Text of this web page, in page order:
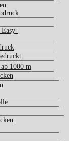
1000 m